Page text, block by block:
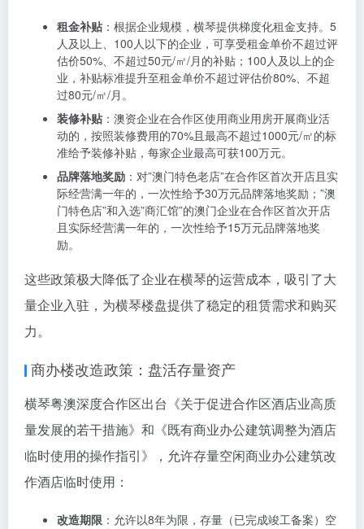
这些政策使横琴成为澳门居民生活就业的”新家园”，也
使横琴楼盘对澳门买家具有强大吸引力。截至2023年，
横琴口岸周边楼盘澳门买家占比已达48%。
企业办公成本扶持政策：降低入驻门槛
横琴粤澳深度合作区出台多项企业办公成本扶持政策，
降低了企业入驻门槛：
租金补贴：根据企业规模，横琴提供梯度化租金支持。5
人及以上、100人以下的企业，可享受租金单价不超过评
业，补贴标准提升至租金单价不超过评估价80%、不超
过80元/㎡/月。
品牌落地奖励：对”澳门特色老店”在合作区首次开店且实
际经营满一年的，一次性给予30万元品牌落地奖励；”澳
门特色店”和入选”商汇馆”的澳门企业在合作区首次开店
且实际经营满一年的，一次性给予15万元品牌落地奖
励。
这些政策极大降低了企业在横琴的运营成本，吸引了大
量企业入驻，为横琴楼盘提供了稳定的租赁需求和购买